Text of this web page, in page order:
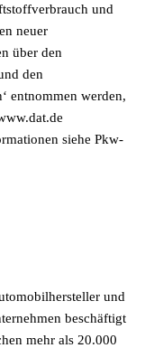
und
neuer
über den
den
entnommen werden,
siehe Pkw-
und
beschäftigt
mehr als 20.000